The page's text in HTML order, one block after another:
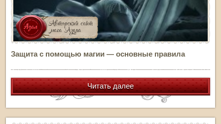
Защита с помощью магии — основные правила
Читать далее